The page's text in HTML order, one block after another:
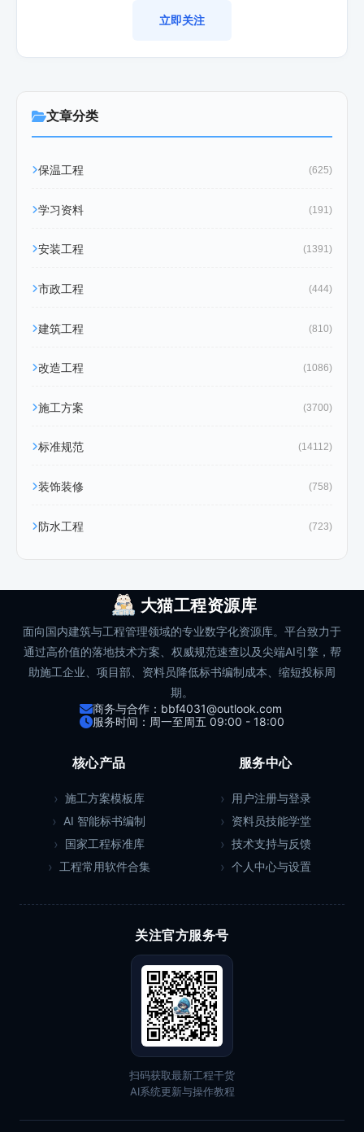
立即关注
文章分类
保温工程 (625)
学习资料 (191)
安装工程 (1391)
市政工程 (444)
建筑工程 (810)
改造工程 (1086)
施工方案 (3700)
标准规范 (14112)
装饰装修 (758)
防水工程 (723)
大猫工程资源库
面向国内建筑与工程管理领域的专业数字化资源库。平台致力于
通过高价值的落地技术方案、权威规范速查以及尖端AI引擎，帮
助施工企业、项目部、资料员降低标书编制成本、缩短投标周
期。
商务与合作：bbf4031@outlook.com
服务时间：周一至周五 09:00 - 18:00
核心产品
施工方案模板库
AI 智能标书编制
国家工程标准库
工程常用软件合集
服务中心
用户注册与登录
资料员技能学堂
技术支持与反馈
个人中心与设置
关注官方服务号
扫码获取最新工程干货
AI系统更新与操作教程